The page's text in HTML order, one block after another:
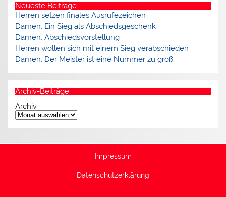
Neueste Beiträge
Herren setzen finales Ausrufezeichen
Damen: Ein Sieg als Abschiedsgeschenk
Damen: Abschiedsvorstellung
Herren wollen sich mit einem Sieg verabschieden
Damen: Der Meister ist eine Nummer zu groß
Archiv-Beiträge
Archiv
Impressum
Datenschutzerklärung